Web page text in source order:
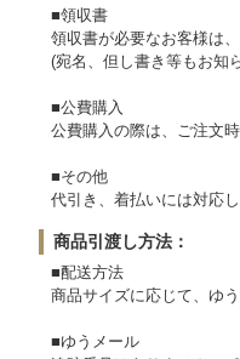
■領収書
領収書が必要なお客様は
(宛名、但し書き等もお知
■公費購入
公費購入の際は、ご注文
■その他
代引き、着払いには対応し
商品引渡し方法：
■配送方法
商品サイズに応じて、ゆ
■ゆうメール